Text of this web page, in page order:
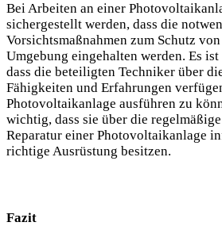
Bei Arbeiten an einer
sichergestellt werden, dass die
Vorsichtsmaßnahmen zum Schutz
Umgebung eingehalten werden. Es
dass die beteiligten Techniker über
Fähigkeiten und Erfahrungen
Photovoltaikanlage ausführen zu
wichtig, dass sie über die
Reparatur einer Photovoltaikanlage
richtige Ausrüstung besitzen.
Fazit